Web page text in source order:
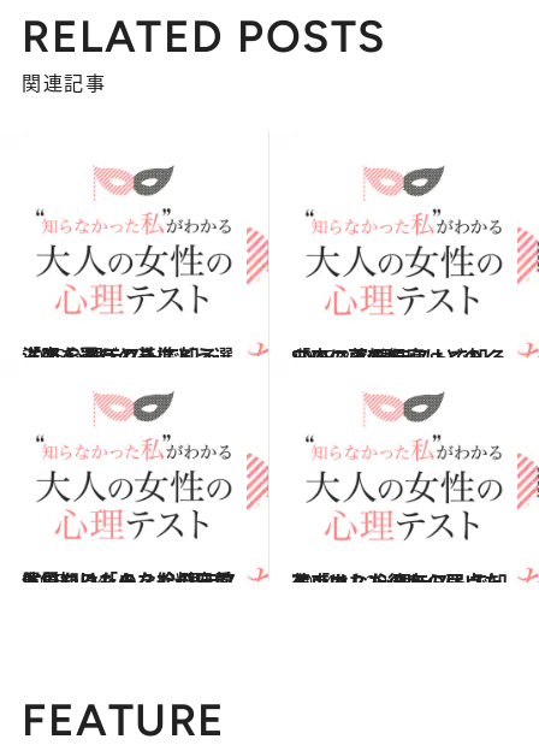
RELATED POSTS
関連記事
2015.3.14
洋服を買うときにどう選ぶ？ 心理テストで知る「恋人選びの基準」
占い 2015.2.14
SNSの更新頻度はどのくらい？ 心理テストで知る「恋に落ちたら」
占い
2015.1.24
買いたいものを給料日前に見つけたら？ 心理テストで知る「あなたの恋愛体質」
占い 2014.11.29
ケンカした彼から届いた花束は？ 心理テストで知る「あなたの恋の弱点」
占い
FEATURE